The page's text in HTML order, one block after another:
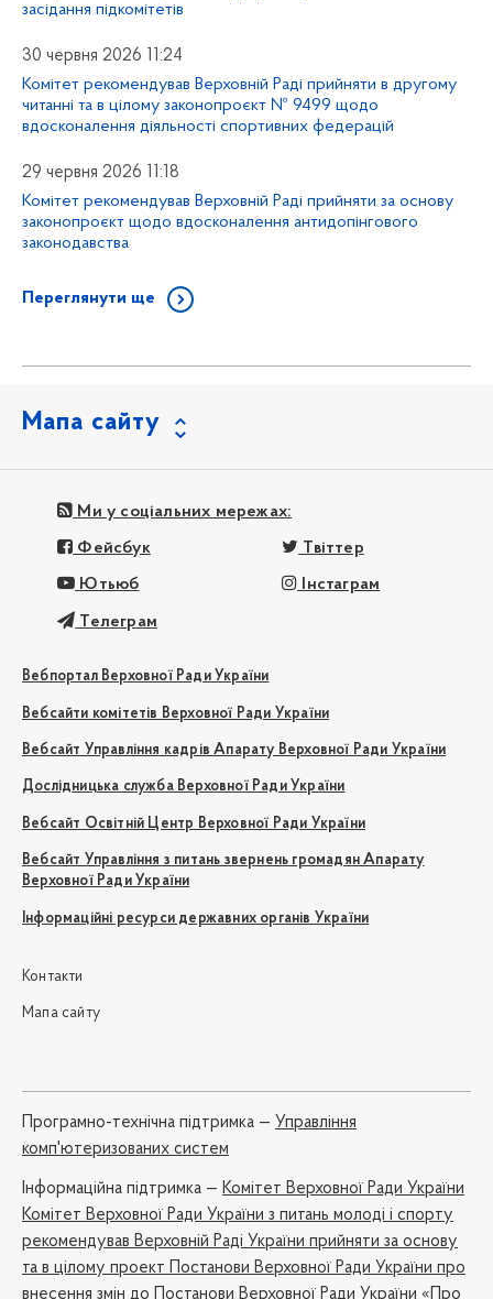
засідання підкомітетів
30 червня 2026 11:24
Комітет рекомендував Верховній Раді прийняти в другому
читанні та в цілому законопроєкт № 9499 щодо
вдосконалення діяльності спортивних федерацій
29 червня 2026 11:18
Комітет рекомендував Верховній Раді прийняти за основу
законопроєкт щодо вдосконалення антидопінгового
законодавства
Переглянути ще
Мапа сайту
Ми у соціальних мережах:
Фейсбук Твіттер
Ютьюб Інстаграм
Телеграм
Вебпортал Верховної Ради України
Вебсайти комітетів Верховної Ради України
Вебсайт Управління кадрів Апарату Верховної Ради України
Дослідницька служба Верховної Ради України
Вебсайт Освітній Центр Верховної Ради України
Вебсайт Управління з питань звернень громадян Апарату
Верховної Ради України
Інформаційні ресурси державних органів України
Контакти
Мапа сайту
Програмно-технічна підтримка — Управління
комп'ютеризованих систем
Iнформаційна підтримка — Комітет Верховної Ради України
Комітет Верховної Ради України з питань молоді і спорту
рекомендував Верховній Раді України прийняти за основу
та в цілому проект Постанови Верховної Ради України про
внесення змін до Постанови Верховної Ради України «Про